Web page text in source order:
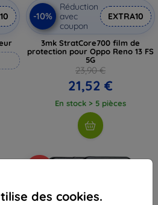
des cookies.
-10%
Réduction
avec
coupon
EXTRA10
3mk StratCore700 film de
protection pour Oppo Reno 13 FS
5G
23,90 €
21,52 €
En stock > 5 pièces